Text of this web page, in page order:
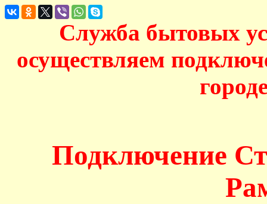
Служба бытовых
осуществляем
Подключение